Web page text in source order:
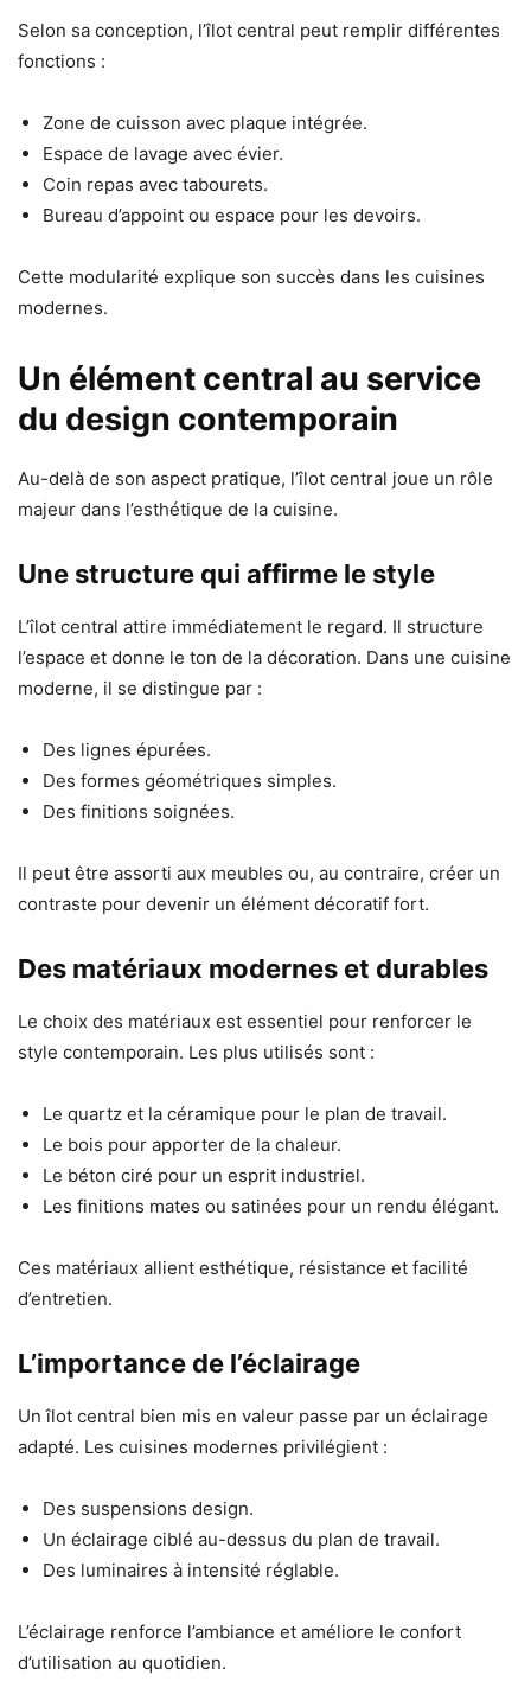
Selon sa conception, l’îlot central peut remplir différentes
fonctions :
Zone de cuisson avec plaque intégrée.
Espace de lavage avec évier.
Coin repas avec tabourets.
Bureau d’appoint ou espace pour les devoirs.
Cette modularité explique son succès dans les cuisines
modernes.
Un élément central au service
du design contemporain
Au-delà de son aspect pratique, l’îlot central joue un rôle
majeur dans l’esthétique de la cuisine.
Une structure qui affirme le style
L’îlot central attire immédiatement le regard. Il structure
l’espace et donne le ton de la décoration. Dans une cuisine
moderne, il se distingue par :
Des lignes épurées.
Des formes géométriques simples.
Des finitions soignées.
Il peut être assorti aux meubles ou, au contraire, créer un
contraste pour devenir un élément décoratif fort.
Des matériaux modernes et durables
Le choix des matériaux est essentiel pour renforcer le
style contemporain. Les plus utilisés sont :
Le quartz et la céramique pour le plan de travail.
Le bois pour apporter de la chaleur.
Le béton ciré pour un esprit industriel.
Les finitions mates ou satinées pour un rendu élégant.
Ces matériaux allient esthétique, résistance et facilité
d’entretien.
L’importance de l’éclairage
Un îlot central bien mis en valeur passe par un éclairage
adapté. Les cuisines modernes privilégient :
Des suspensions design.
Un éclairage ciblé au-dessus du plan de travail.
Des luminaires à intensité réglable.
L’éclairage renforce l’ambiance et améliore le confort
d’utilisation au quotidien.